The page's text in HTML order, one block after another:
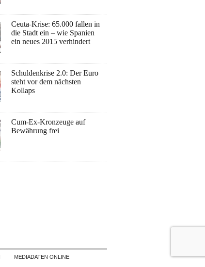
Ceuta-Krise: 65.000 fallen in
die Stadt ein – wie Spanien
ein neues 2015 verhindert
Schuldenkrise 2.0: Der Euro
steht vor dem nächsten
Kollaps
Cum-Ex-Kronzeuge auf
Bewährung frei
MEDIADATEN ONLINE